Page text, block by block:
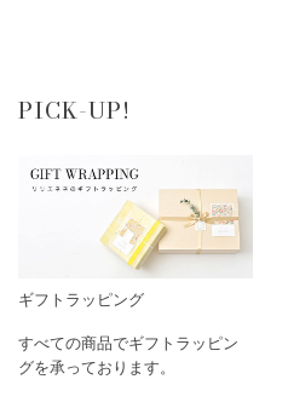
PICK-UP!
ギフトラッピング
すべての商品でギフトラッピン
グを承っております。